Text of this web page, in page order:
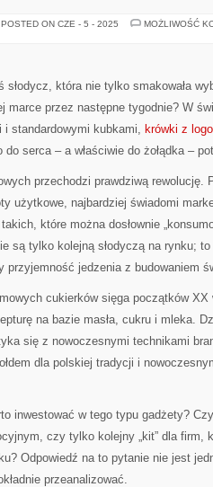
POSTED ON CZE - 5 - 2025
MOŻLIWOŚĆ
słodycz, która nie tylko smakowała
marce przez następne tygodnie? W
i standardowymi kubkami, krówki z logo
serca – a właściwie do żołądka –
przechodzi prawdziwą
użytkowe, najbardziej świadomi
które można dosłownie
są tylko kolejną słodyczą na rynku;
przyjemność jedzenia z budowaniem
cukierków sięga początków
na bazie masła, cukru i mleka.
się z nowoczesnymi technikami
dla polskiej tradycji i
inwestować w tego typu gadżety?
czy tylko kolejny „kit” dla firm,
Odpowiedź na to pytanie nie jest
przeanalizować.